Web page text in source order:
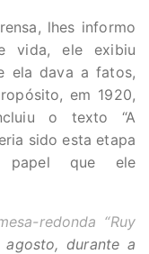
lhes informo
vida, ele exibiu
ela dava a fatos,
em 1920,
o texto “A
sido esta etapa
papel que ele
redonda “Ruy
agosto, durante a